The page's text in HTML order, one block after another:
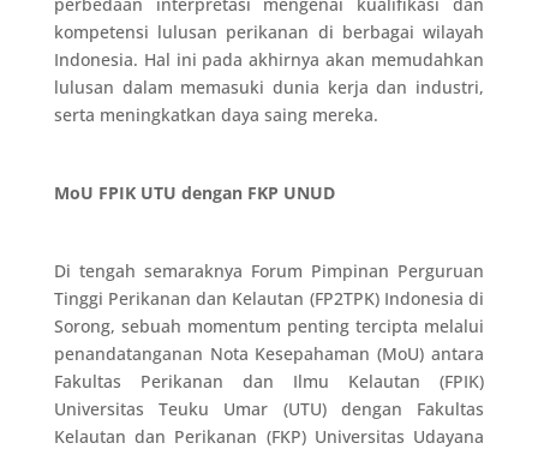
kompetensi lulusan perikanan di berbagai wilayah
Indonesia. Hal ini pada akhirnya akan memudahkan
lulusan dalam memasuki dunia kerja dan industri,
serta meningkatkan daya saing mereka.
MoU FPIK UTU dengan FKP UNUD
Di tengah semaraknya Forum Pimpinan Perguruan
Tinggi Perikanan dan Kelautan (FP2TPK) Indonesia di
Sorong, sebuah momentum penting tercipta melalui
penandatanganan Nota Kesepahaman (MoU) antara
Fakultas Perikanan dan Ilmu Kelautan (FPIK)
Universitas Teuku Umar (UTU) dengan Fakultas
Kelautan dan Perikanan (FKP) Universitas Udayana